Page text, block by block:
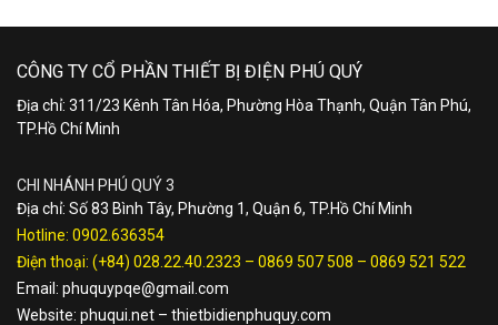
CÔNG TY CỔ PHẦN THIẾT BỊ ĐIỆN PHÚ QUÝ
Địa chỉ: 311/23 Kênh Tân Hóa, Phường Hòa Thạnh, Quận Tân Phú,
TP.Hồ Chí Minh
CHI NHÁNH PHÚ QUÝ 3
Địa chỉ: Số 83 Bình Tây, Phường 1, Quận 6, TP.Hồ Chí Minh
Hotline: 0902.636354
Điện thoại: (+84) 028.22.40.2323 – 0869 507 508 – 0869 521 522
Email: phuquypqe@gmail.com
Website: phuqui.net – thietbidienphuquy.com